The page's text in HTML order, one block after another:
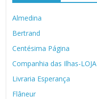
Almedina
Bertrand
Centésima Página
Companhia das Ilhas-LOJA
Livraria Esperança
Flâneur